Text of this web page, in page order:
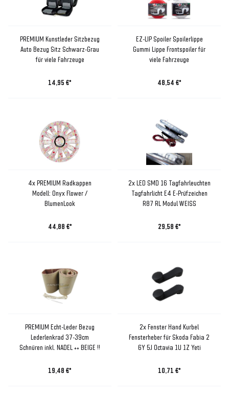
PREMIUM Kunstleder Sitzbezug
Auto Bezug Sitz Schwarz-Grau
für viele Fahrzeuge
14,95 €*
EZ-LIP Spoiler Spoilerlippe
Gummi Lippe Frontspoiler für
viele Fahrzeuge
48,54 €*
4x PREMIUM Radkappen
Modell: Onyx Flower /
BlumenLook
44,88 €*
2x LED SMD 16 Tagfahrleuchten
Tagfahrlicht E4 E-Prüfzeichen
R87 RL Modul WEISS
29,58 €*
PREMIUM Echt-Leder Bezug
Lederlenkrad 37-39cm
Schnüren inkl. NADEL ++ BEIGE !!
19,48 €*
2x Fenster Hand Kurbel
Fensterheber für Skoda Fabia 2
6Y 5J Octavia 1U 1Z Yeti
10,71 €*